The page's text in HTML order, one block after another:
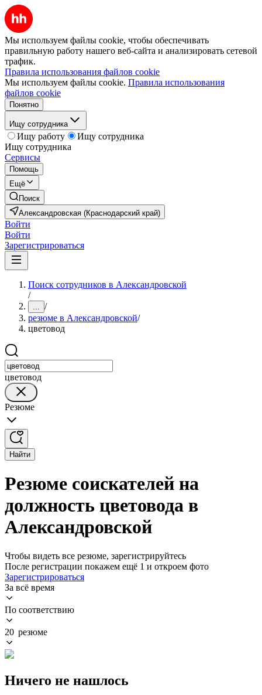
Мы используем файлы cookie, чтобы обеспечивать
правильную работу нашего веб-сайта и анализировать сетевой
трафик.
Правила использования файлов cookie
Мы используем файлы cookie. Правила использования
файлов cookie
Понятно
Ищу сотрудника
Ищу работу
Ищу сотрудника
Ищу сотрудника
Сервисы
Помощь
Ещё
Поиск
Александровская (Краснодарский край)
Войти
Войти
Зарегистрироваться
Поиск сотрудников в Александровской
/
... /
резюме в Александровской/
цветовод
цветовод
Резюме
Найти
Резюме соискателей на
должность цветовода в
Александровской
Чтобы видеть все резюме, зарегистрируйтесь
После регистрации покажем ещё 1 и откроем фото
Зарегистрироваться
За всё время
По соответствию
20 резюме
Ничего не нашлось